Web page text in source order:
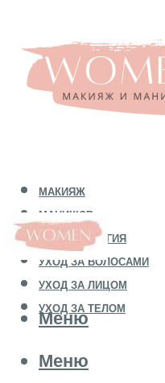
МАКИЯЖ
МАНИКЮР
КОСМЕТОЛОГИЯ
УХОД ЗА ВОЛОСАМИ
УХОД ЗА ЛИЦОМ
УХОД ЗА ТЕЛОМ
Меню
Меню